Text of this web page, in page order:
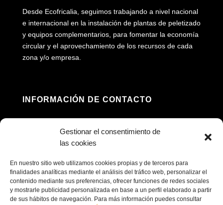
Gestionar el consentimiento de
las cookies
En nuestro sitio web utilizamos cookies propias y de terceros para
finalidades analíticas mediante el análisis del tráfico web, personalizar el
contenido mediante sus preferencias, ofrecer funciones de redes sociales
y mostrarle publicidad personalizada en base a un perfil elaborado a partir
de sus hábitos de navegación. Para más información puedes consultar
Desde Ecofricalia, seguimos trabajando a nivel nacional
e internacional en la instalación de plantas de peletizado
y equipos complementarios, para fomentar la economía
circular y el aprovechamiento de los recursos de cada
zona y/o empresa.
INFORMACIÓN DE CONTACTO
Pedroñeras, Cuenca
 contacto@ecofricalia.com